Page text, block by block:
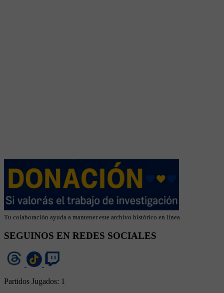
Tu colaboración ayuda a mantener este archivo histórico en línea
SEGUINOS EN REDES SOCIALES
Partidos Jugados: 1